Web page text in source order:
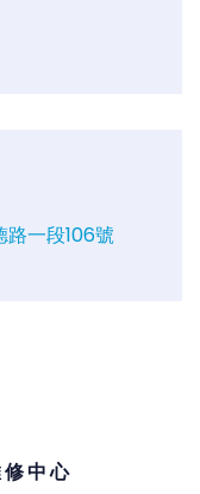
路一段106號
修 中 心